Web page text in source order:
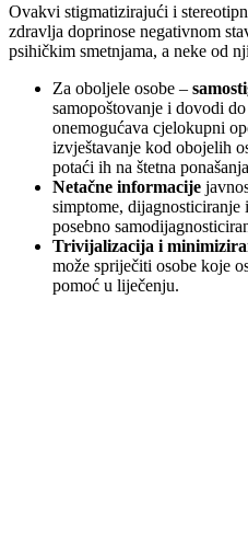
Ovakvi stigmatizirajući i
zdravlja doprinose negativnom
psihičkim smetnjama, a neke od
Za oboljele osobe –
samopoštovanje i dovodi
onemogućava cjelokupni
izvještavanje kod obojelih
potaći ih na štetna
Netačne informacije
simptome, dijagnosticiranje
posebno
Trivijalizacija i
može spriječiti osobe koje
pomoć u liječenju.